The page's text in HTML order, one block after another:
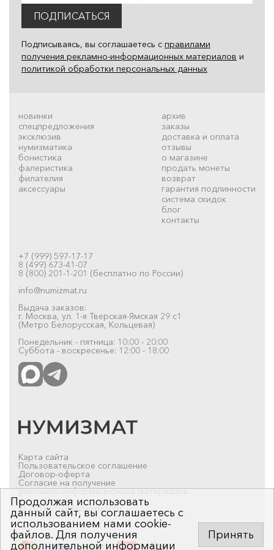
ПОДПИСАТЬСЯ
Подписываясь, вы соглашаетесь с правилами
получения рекламно-информационных материалов и
политикой обработки персональных данных
новинки
спецпредложения
эксклюзив
нумизматика
бонистика
фалеристика
филателия
аксессуары
архив
заказы
доставка и оплата
отзывы
о магазине
продать монеты
возврат
гарантия подлинности
система скидок
блог
контакты
+7 (999) 597-17-17
8 (499) 673-41-07
8 (800) 201-1-201 (бесплатно по России)
info@numizmat.ru
Выдача заказов:
г. Москва, ул. 1-я Тверская-Ямская 29 с1
(Метро Белорусская, Кольцевая)
Понедельник - пятница: 10:00 - 20:00
Суббота - воскресенье: 12:00 - 18:00
Карта сайта
Пользовательское соглашение
Договор-оферта
Согласие на получение
рекламно-информационных материалов
© 2019-2026 Нумизмат.ru
Продолжая использовать
данный сайт, вы соглашаетесь с
использованием нами cookie-
файлов. Для получения
дополнительной информации
Принять